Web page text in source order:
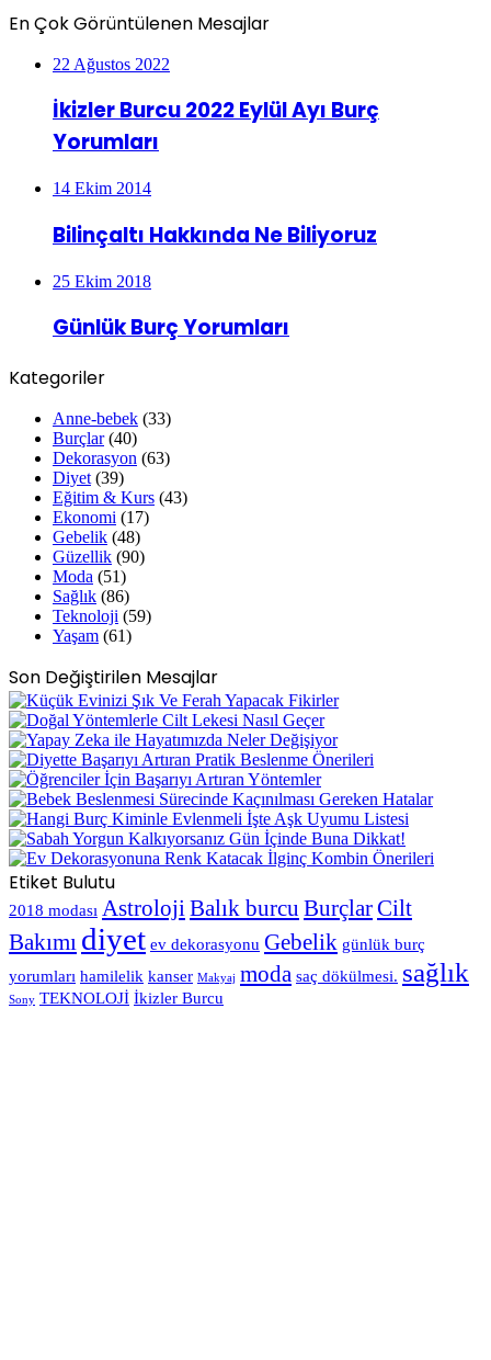
En Çok Görüntülenen Mesajlar
22 Ağustos 2022
İkizler Burcu 2022 Eylül Ayı Burç
Yorumları
14 Ekim 2014
Bilinçaltı Hakkında Ne Biliyoruz
25 Ekim 2018
Günlük Burç Yorumları
Kategoriler
Anne-bebek (33)
Burçlar(40)
Dekorasyon (63)
Diyet (39)
Eğitim & Kurs (43)
Ekonomi (17)
Gebelik (48)
Güzellik (90)
Moda (51)
Sağlık (86)
Teknoloji (59)
Yaşam (61)
Son Değiştirilen Mesajlar
Etiket Bulutu
2018 modası Astroloji Balık burcu BurçlarCilt
Bakımı diyet ev dekorasyonu Gebelik günlük burç
yorumları hamilelik kanser Makyaj moda saç dökülmesi. sağlık
Sony TEKNOLOJİ İkizler Burcu